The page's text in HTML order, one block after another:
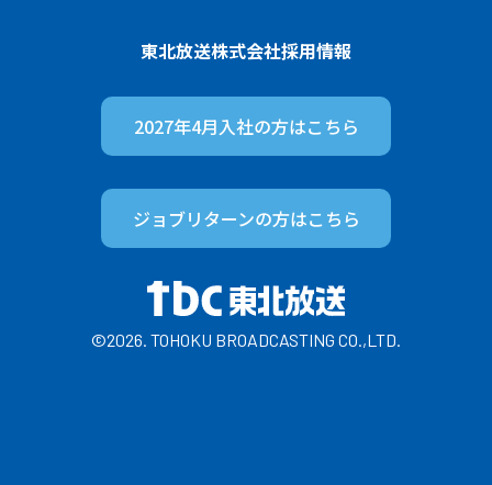
東北放送株式会社採用情報
2027年4月入社の方はこちら
ジョブリターンの方はこちら
©2026. TOHOKU BROADCASTING CO.,LTD.